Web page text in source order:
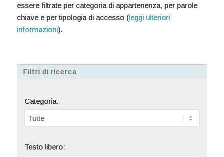
essere filtrate per categoria di appartenenza, per parole
chiave e per tipologia di accesso (leggi ulteriori
informazioni).
Filtri di ricerca
Categoria:
Testo libero: